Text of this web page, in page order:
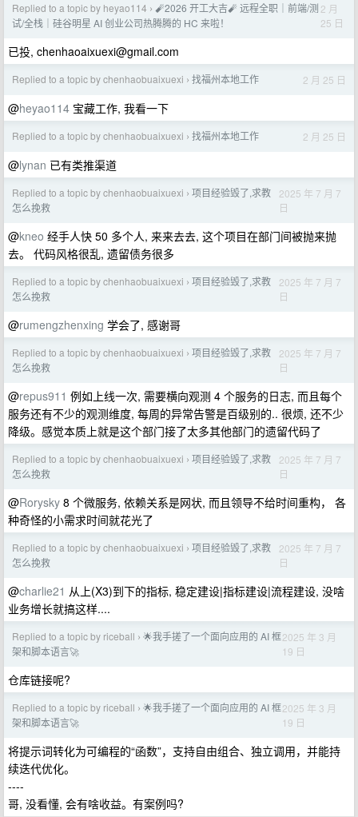
Replied to a topic by heyao114 › 🧨2026 开工大吉🧨 远程全职｜前端/测
试/全栈｜硅谷明星 AI 创业公司热腾腾的 HC 来啦！
2 月
25 日
已投, chenhaoaixuexi@gmail.com
Replied to a topic by chenhaobuaixuexi › 找福州本地工作 2 月 25 日
@heyao114 宝藏工作, 我看一下
Replied to a topic by chenhaobuaixuexi › 找福州本地工作 2 月 25 日
@lynan 已有类推渠道
Replied to a topic by chenhaobuaixuexi › 项目经验毁了,求教
怎么挽救
2025 年 7 月 7
日
@kneo 经手人快 50 多个人, 来来去去, 这个项目在部门间被抛来抛
去。 代码风格很乱, 遗留债务很多
Replied to a topic by chenhaobuaixuexi › 项目经验毁了,求教
怎么挽救
2025 年 7 月 7
日
@rumengzhenxing 学会了, 感谢哥
Replied to a topic by chenhaobuaixuexi › 项目经验毁了,求教
怎么挽救
2025 年 7 月 7
日
@repus911 例如上线一次, 需要横向观测 4 个服务的日志, 而且每个
服务还有不少的观测维度, 每周的异常告警是百级别的.. 很烦, 还不少
降级。感觉本质上就是这个部门接了太多其他部门的遗留代码了
Replied to a topic by chenhaobuaixuexi › 项目经验毁了,求教
怎么挽救
2025 年 7 月 7
日
@Rorysky 8 个微服务, 依赖关系是网状, 而且领导不给时间重构， 各
种奇怪的小需求时间就花光了
Replied to a topic by chenhaobuaixuexi › 项目经验毁了,求教
怎么挽救
2025 年 7 月 7
日
@charlie21 从上(X3)到下的指标, 稳定建设|指标建设|流程建设, 没啥
业务增长就搞这样....
Replied to a topic by riceball › 🌟我手搓了一个面向应用的 AI 框
架和脚本语言🚀
2025 年 3 月
19 日
仓库链接呢?
Replied to a topic by riceball › 🌟我手搓了一个面向应用的 AI 框
架和脚本语言🚀
2025 年 3 月
19 日
将提示词转化为可编程的“函数”，支持自由组合、独立调用，并能持
续迭代优化。
----
哥, 没看懂, 会有啥收益。有案例吗?